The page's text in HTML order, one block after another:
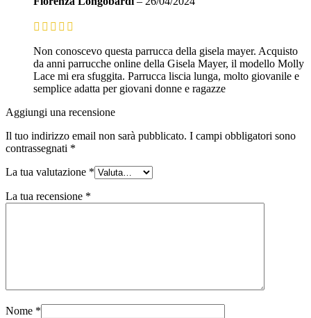
Non conoscevo questa parrucca della gisela mayer. Acquisto
da anni parrucche online della Gisela Mayer, il modello Molly
Lace mi era sfuggita. Parrucca liscia lunga, molto giovanile e
semplice adatta per giovani donne e ragazze
Aggiungi una recensione
Il tuo indirizzo email non sarà pubblicato. I campi obbligatori sono
contrassegnati *
La tua valutazione *
La tua recensione *
Nome *